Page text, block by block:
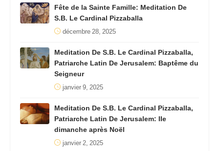
Fête de la Sainte Famille: Meditation De
S.B. Le Cardinal Pizzaballa
décembre 28, 2025
Meditation De S.B. Le Cardinal Pizzaballa,
Patriarche Latin De Jerusalem: Baptême du
Seigneur
janvier 9, 2025
Meditation De S.B. Le Cardinal Pizzaballa,
Patriarche Latin De Jerusalem: IIe
dimanche après Noël
janvier 2, 2025